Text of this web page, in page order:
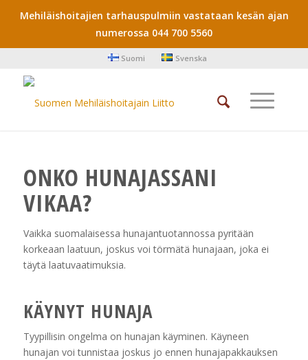
Mehiläishoitajien tarhauspulmiin vastataan kesän ajan
numerossa 044 700 5560
Suomi Svenska
ONKO HUNAJASSANI
VIKAA?
Vaikka suomalaisessa hunajantuotannossa pyritään
korkeaan laatuun, joskus voi törmätä hunajaan, joka ei
täytä laatuvaatimuksia.
KÄYNYT HUNAJA
Tyypillisin ongelma on hunajan käyminen. Käyneen
hunajan voi tunnistaa joskus jo ennen hunajapakkauksen